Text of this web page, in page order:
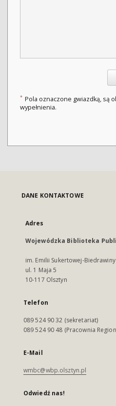
* Pola oznaczone gwiazdką, są
wypełnienia.
DANE KONTAKTOWE
Adres
Wojewódzka Biblioteka
im. Emilii Sukertowej-Biedrawiny
ul. 1 Maja 5
10-117 Olsztyn
Telefon
089 524 90 32 (sekretariat)
089 524 90 48 (Pracownia
E-Mail
wmbc@wbp.olsztyn.pl
Odwiedź nas!